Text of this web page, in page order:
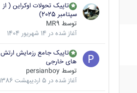
تاپیک تحولات اوکراین ( از
سپتامبر 2025)
توسط MR9
آغاز شده در 14 شهریور 1404
تاپیک جامع رزمایش ارتش
های خارجی
توسط persianboy
آغاز شده در 5 اردیبهشت 1386